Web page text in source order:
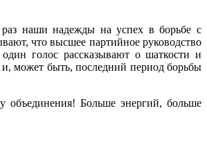
наши надежды на успех в борьбе с
что высшее партийное руководство
голос рассказывают о шаткости и
может быть, последний период борьбы
объ­единения! Больше энергий, больше